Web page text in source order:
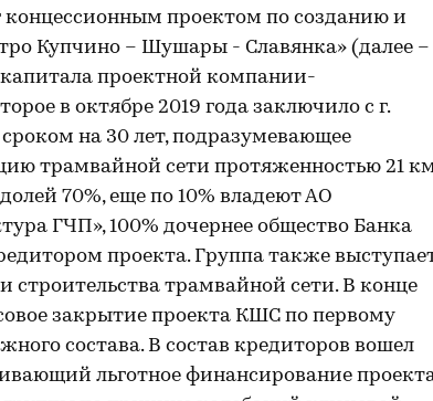
проектом по созданию и
Купчино – Шушары - Славянка» (далее –
проектной компании-
в октябре 2019 года заключило с г.
на 30 лет, подразумевающее
трамвайной сети протяженностью 21
70%, еще по 10% владеют АО
ГЧП», 100% дочернее общество Банка
проекта. Группа также
трамвайной сети. В конце
закрытие проекта КШС по первому
состава. В состав кредиторов вошел
льготное финансирование